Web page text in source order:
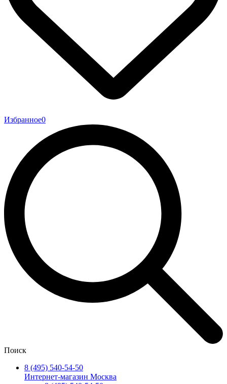
Избранное0
Поиск
8 (495) 540-54-50
Интернет-магазин Москва